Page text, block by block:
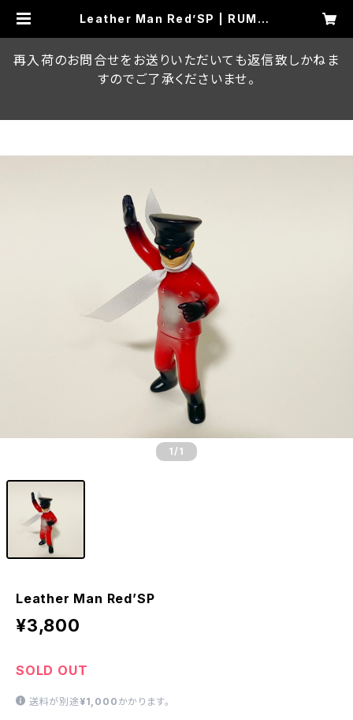
Leather Man Red’SP | RUMBL
再入荷のお問合せをお送りいただいても返信致しかねま
すのでご了承くださいませ。
1 /1
Leather Man Red’SP
¥3,800
SOLD OUT
送料が別途 ¥1,000 かかります。